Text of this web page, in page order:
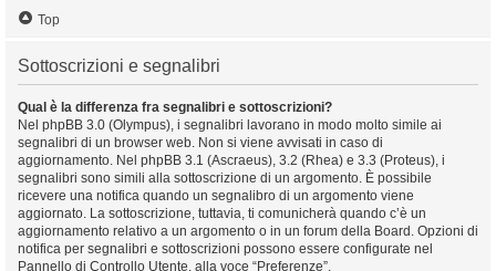
Top
Sottoscrizioni e segnalibri
Qual è la differenza fra segnalibri e sottoscrizioni?
Nel phpBB 3.0 (Olympus), i segnalibri lavorano in modo molto simile ai
segnalibri di un browser web. Non si viene avvisati in caso di
aggiornamento. Nel phpBB 3.1 (Ascraeus), 3.2 (Rhea) e 3.3 (Proteus), i
segnalibri sono simili alla sottoscrizione di un argomento. È possibile
ricevere una notifica quando un segnalibro di un argomento viene
aggiornato. La sottoscrizione, tuttavia, ti comunicherà quando c’è un
aggiornamento relativo a un argomento o in un forum della Board. Opzioni di
notifica per segnalibri e sottoscrizioni possono essere configurate nel
Pannello di Controllo Utente, alla voce “Preferenze”.